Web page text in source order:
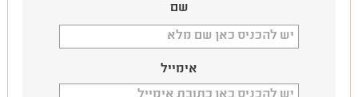
שם
אימייל